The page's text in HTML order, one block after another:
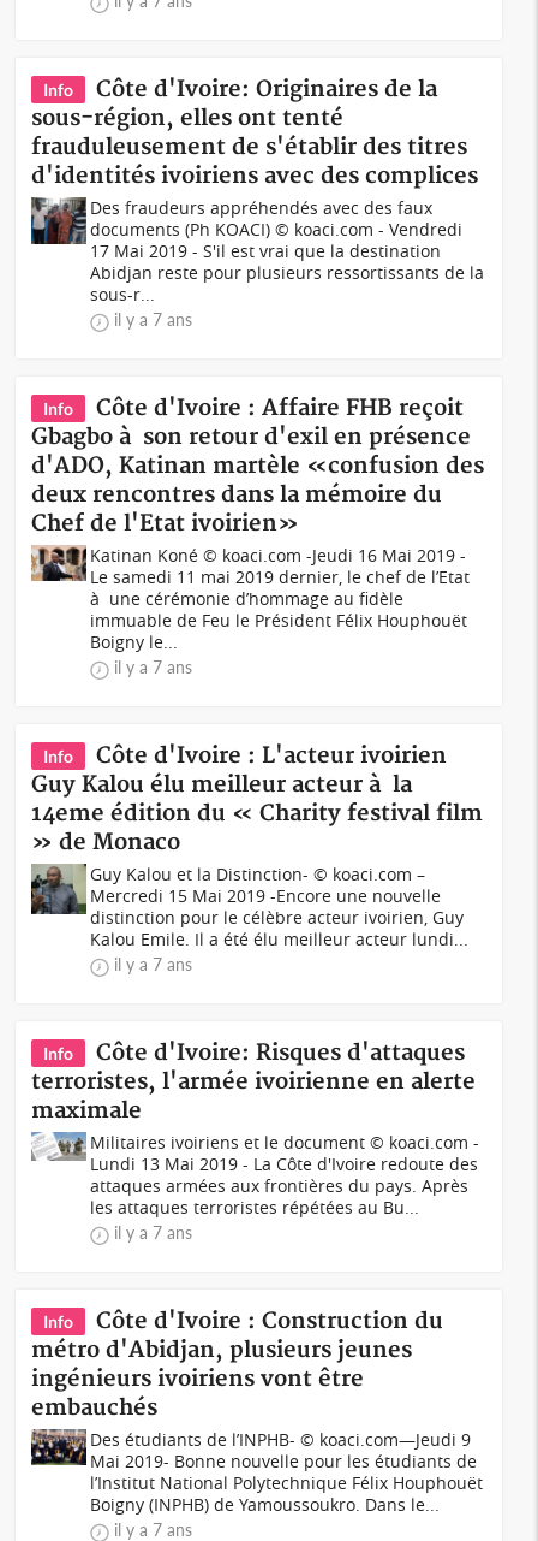
Info
Côte d'Ivoire: Originaires de la
sous-région, elles ont tenté
frauduleusement de s'établir des titres
d'identités ivoiriens avec des complices
Des fraudeurs appréhendés avec des faux
documents (Ph KOACI) © koaci.com - Vendredi
17 Mai 2019 - S'il est vrai que la destination
Abidjan reste pour plusieurs ressortissants de la
sous-r...
il y a 7 ans
Info
Côte d'Ivoire : Affaire FHB reçoit
Gbagbo à son retour d'exil en présence
d'ADO, Katinan martèle «confusion des
deux rencontres dans la mémoire du
Chef de l'Etat ivoirien»
Katinan Koné © koaci.com -Jeudi 16 Mai 2019 -
Le samedi 11 mai 2019 dernier, le chef de l’Etat
à une cérémonie d’hommage au fidèle
immuable de Feu le Président Félix Houphouët
Boigny le...
il y a 7 ans
Info
Côte d'Ivoire : L'acteur ivoirien
Guy Kalou élu meilleur acteur à la
14eme édition du « Charity festival film
» de Monaco
Guy Kalou et la Distinction- © koaci.com –
Mercredi 15 Mai 2019 -Encore une nouvelle
distinction pour le célèbre acteur ivoirien, Guy
Kalou Emile. Il a été élu meilleur acteur lundi...
il y a 7 ans
Info
Côte d'Ivoire: Risques d'attaques
terroristes, l'armée ivoirienne en alerte
maximale
Militaires ivoiriens et le document © koaci.com -
Lundi 13 Mai 2019 - La Côte d'Ivoire redoute des
attaques armées aux frontières du pays. Après
les attaques terroristes répétées au Bu...
il y a 7 ans
Info
Côte d'Ivoire : Construction du
métro d'Abidjan, plusieurs jeunes
ingénieurs ivoiriens vont être
embauchés
Des étudiants de l’INPHB- © koaci.com—Jeudi 9
Mai 2019- Bonne nouvelle pour les étudiants de
l’Institut National Polytechnique Félix Houphouët
Boigny (INPHB) de Yamoussoukro. Dans le...
il y a 7 ans